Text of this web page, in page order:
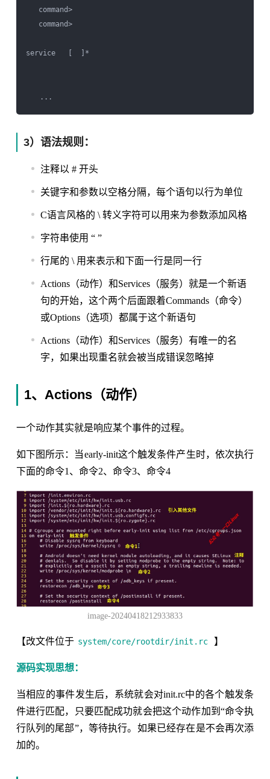
command>
command>
service [ ]*
3）语法规则：
注释以 # 开头
关键字和参数以空格分隔，每个语句以行为单位
C语言风格的 \ 转义字符可以用来为参数添加风格
字符串使用 “ ”
行尾的 \ 用来表示和下面一行是同一行
Actions（动作）和Services（服务）就是一个新语
句的开始，这个两个后面跟着Commands（命令）
或Options（选项）都属于这个新语句
Actions（动作）和Services（服务）有唯一的名
字，如果出现重名就会被当成错误忽略掉
1、Actions（动作）
一个动作其实就是响应某个事件的过程。
如下图所示：当early-init这个触发条件产生时，依次执行
下面的命令1、命令2、命令3、命令4
image-20240418212933833
【改文件位于 system/core/rootdir/init.rc 】
源码实现思想：
当相应的事件发生后，系统就会对init.rc中的各个触发条
件进行匹配，只要匹配成功就会把这个动作加到“命令执
行队列的尾部”，等待执行。如果已经存在是不会再次添
加的。